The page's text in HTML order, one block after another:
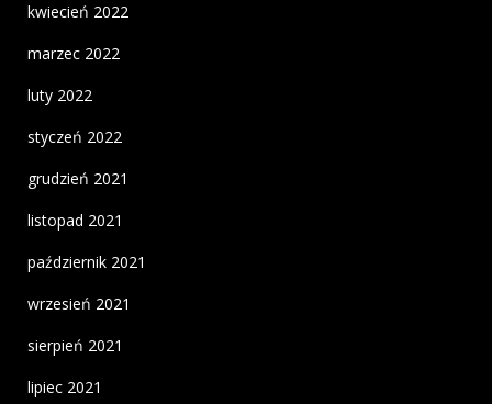
kwiecień 2022
marzec 2022
luty 2022
styczeń 2022
grudzień 2021
listopad 2021
październik 2021
wrzesień 2021
sierpień 2021
lipiec 2021